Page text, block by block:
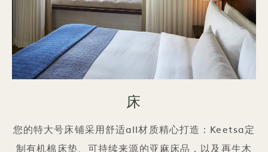
床
您的特大号床铺采用舒适all材质精心打造：Keetsa定
制有机棉床垫、可持续来源的亚麻床品，以及再生木